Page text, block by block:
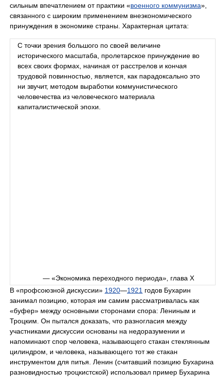
сильным впечатлением от практики «военного коммунизма»,
связанного с широким применением внеэкономического
принуждения в экономике страны. Характерная цитата:
С точки зрения большого по своей величине
исторического масштаба, пролетарское принуждение во
всех своих формах, начиная от расстрелов и кончая
трудовой повинностью, является, как парадоксально это
ни звучит, методом выработки коммунистического
человечества из человеческого материала
капиталистической эпохи.
— «Экономика переходного периода», глава X
В «профсоюзной дискуссии» 1920—1921 годов Бухарин
занимал позицию, которая им самим рассматривалась как
«буфер» между основными сторонами спора: Лениным и
Троцким. Он пытался доказать, что разногласия между
участниками дискуссии основаны на недоразумении и
напоминают спор человека, называющего стакан стеклянным
цилиндром, и человека, называющего тот же стакан
инструментом для питья. Ленин (считавший позицию Бухарина
разновидностью троцкистской) использовал пример Бухарина